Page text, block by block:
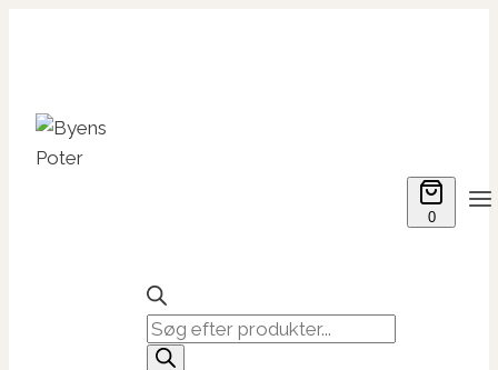
Products
search
0